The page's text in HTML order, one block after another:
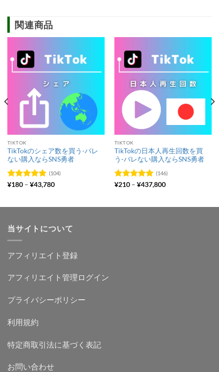
関連商品
TIKTOK
TikTokのシェア数を買う-バレ
ない購入ならSNS勇者
5段階中
(104)
¥180 – ¥43,780価
–
TIKTOK
TikTokの日本人再生回数を買
う-バレない購入ならSNS勇者
5段階中
(146)
¥210 – ¥437,800価
–
当サイトについて
アフィリエイト登録
アフィリエイト管理ログイン
プライバシーポリシー
利用規約
特定商取引法に基づく表記
お問い合わせ